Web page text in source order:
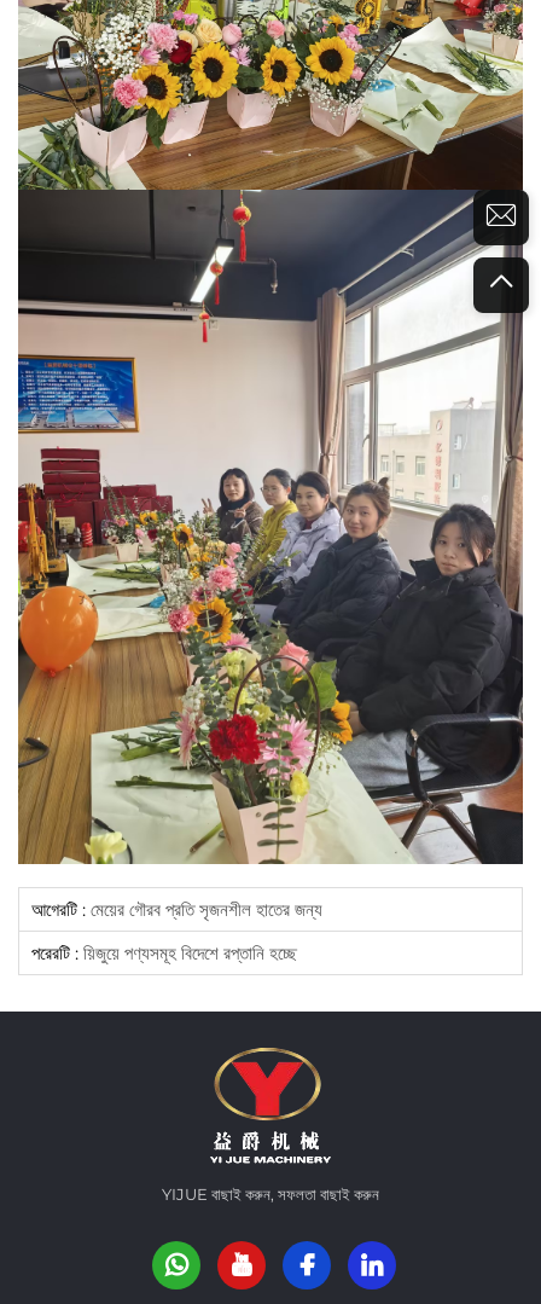
আগেরটি : মেয়ের গৌরব প্রতি সৃজনশীল হাতের জন্য
পরেরটি : য়িজুয়ে পণ্যসমূহ বিদেশে রপ্তানি হচ্ছে
YIJUE বাছাই করুন, সফলতা বাছাই করুন